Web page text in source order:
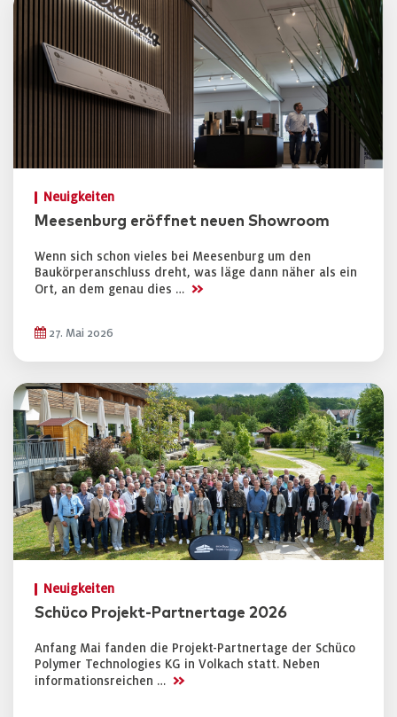
Neuigkeiten
Meesenburg eröffnet neuen Showroom
Wenn sich schon vieles bei Meesenburg um den
Baukörperanschluss dreht, was läge dann näher als ein
Ort, an dem genau dies … >>
27. Mai 2026
Neuigkeiten
Schüco Projekt-Partnertage 2026
Anfang Mai fanden die Projekt-Partnertage der Schüco
Polymer Technologies KG in Volkach statt. Neben
informationsreichen … >>